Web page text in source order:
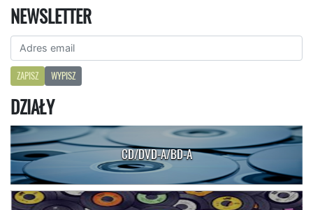
NEWSLETTER
ZAPISZ WYPISZ
DZIAŁY
CD/DVD-A/BD-A